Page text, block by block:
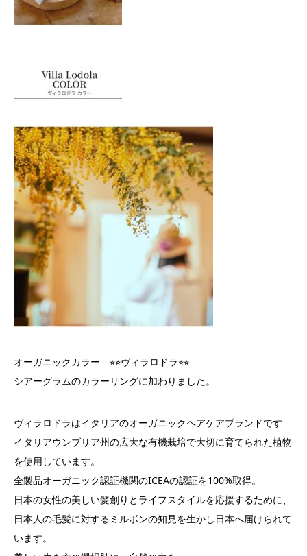
オーガニックカラー ⭐︎⭐︎ヴィラロドラ⭐︎⭐︎
シアーグラムのカラーリングに加わりました。
ヴィラロドラはイタリアのオーガニックヘアケアブランドです
イタリアウンブリア州の広大な有機栽培で大切に育てられた植物
を使用しています。
全製品オーガニック認証機関のICEAの認証を100%取得。
日本の女性の美しい髪創りとライフスタイルを応援するために、
日本人の毛髪に対するミルボンの知見を生かし日本へ届けられて
います。